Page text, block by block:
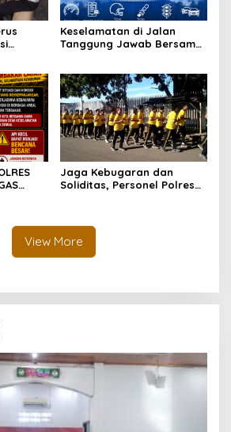
Keselamatan di Jalan
Tanggung Jawab Bersama,
Lalu Lintas
Jaga Kebugaran dan
Soliditas, Personel Polres
View More